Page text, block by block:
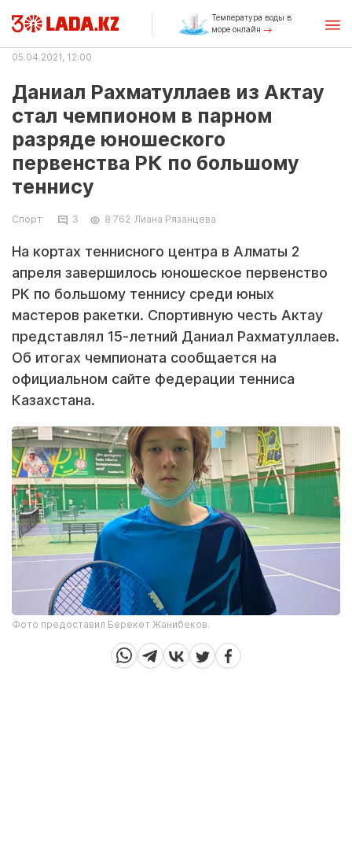
Температура воды в
море онлайн
05.04.2021, 12:00
Даниал Рахматуллаев из Актау
стал чемпионом в парном
разряде юношеского
первенства РК по большому
теннису
Спорт 3 8 762 Лиана Рязанцева
На кортах теннисного центра в Алматы 2
апреля завершилось юношеское первенство
РК по большому теннису среди юных
мастеров ракетки. Спортивную честь Актау
представлял 15-летний Даниал Рахматуллаев.
Об итогах чемпионата сообщается на
официальном сайте федерации тенниса
Казахстана.
Фото предоставил Берекет Жанибеков.